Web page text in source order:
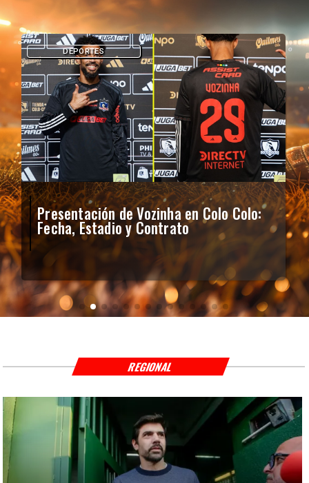
Presentación de Vozinha en Colo Colo:
Fecha, Estadio y Contrato
DEPORTES
REGIONAL